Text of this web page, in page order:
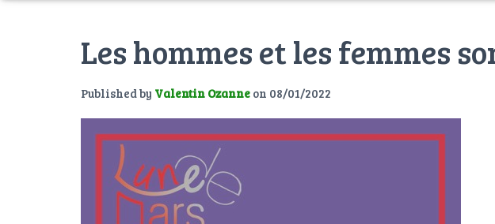
Les hommes et les femmes
Published by Valentin Ozanne on 08/01/2022